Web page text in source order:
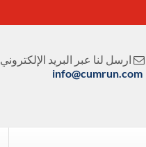
 ارسل لنا عبر البريد الإلكتروني
info@cumrun.com